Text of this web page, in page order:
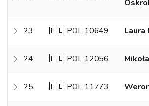
23 🇵🇱 POL 10649 Laura
24 🇵🇱 POL 12056
25 🇵🇱 POL 11773